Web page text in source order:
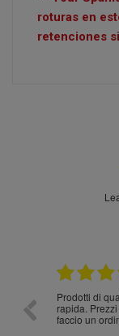
roturas en
retenciones
Prodotti di
rapida.
faccio un